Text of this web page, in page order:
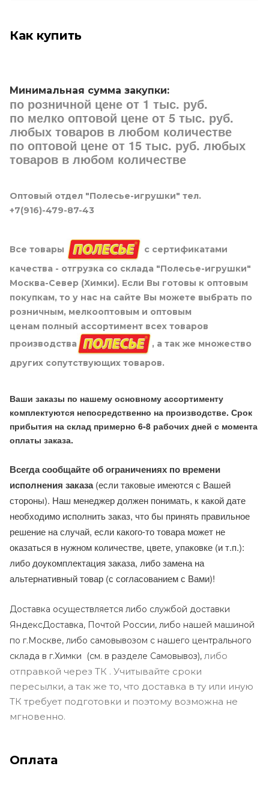
Как купить
Минимальная сумма закупки:
по розничной цене от 1 тыс. руб.
по мелко оптовой цене от 5 тыс. руб.
любых товаров в любом количестве
по оптовой цене от 15 тыс. руб. любых
товаров в любом количестве
Оптовый отдел "Полесье-игрушки" тел.
+7(916)-479-87-43
Все товары
с сертификатами
качества - отгрузка со склада "Полесье-игрушки"
Москва-Север (Химки). Если Вы готовы к оптовым
покупкам, то у нас на сайте Вы можете выбрать по
розничным, мелкооптовым и оптовым
ценам полный ассортимент всех товаров
производства
, а так же множество
других сопутствующих товаров.
Ваши заказы по нашему основному ассортименту
комплектуются непосредственно на производстве. Срок
прибытия на склад примерно 6-8 рабочих дней с момента
оплаты заказа.
Всегда сообщайте об ограничениях по времени
исполнения заказа(если таковые имеются с Вашей
стороны). Наш менеджер должен понимать, к какой дате
необходимо исполнить заказ, что бы принять правильное
решение на случай, если какого-то товара может не
оказаться в нужном количестве, цвете, упаковке (и т.п.):
либо доукомплектация заказа, либо замена на
альтернативный товар (с согласованием с Вами)!
Доставка осуществляется либо службой доставки
ЯндексДоставка, Почтой России, либо нашей машиной
по г.Москве, либо самовывозом с нашего центрального
склада в г.Химки (см. в разделе Самовывоз), либо
отправкой через ТК . Учитывайте сроки
пересылки, а так же то, что доставка в ту или иную
ТК требует подготовки и поэтому возможна не
мгновенно.
Оплата